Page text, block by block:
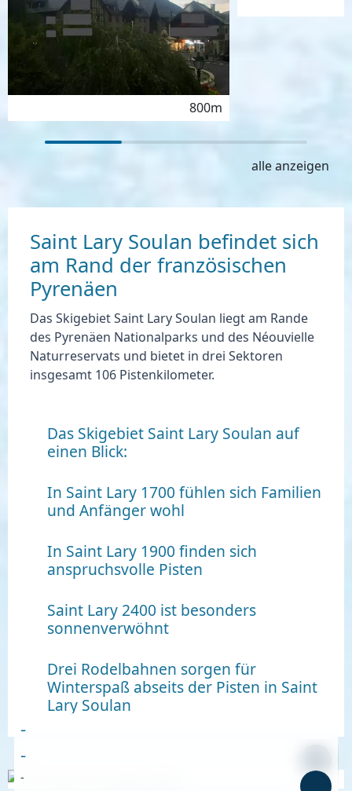
800m
alle anzeigen
Saint Lary Soulan befindet sich
am Rand der französischen
Pyrenäen
Das Skigebiet Saint Lary Soulan liegtam Rande
des Pyrenäen Nationalparks und des Néouvielle
Naturreservats und bietet in drei Sektoren
insgesamt 106 Pistenkilometer.
Das Skigebiet Saint Lary Soulan auf
einen Blick:
In Saint Lary 1700 fühlen sich Familien
und Anfänger wohl
In Saint Lary 1900 finden sich
anspruchsvolle Pisten
Saint Lary 2400 ist besonders
sonnenverwöhnt
Drei Rodelbahnen sorgen für
Winterspaß abseits der Pisten in Saint
Lary Soulan
Anzeige
-
-
-